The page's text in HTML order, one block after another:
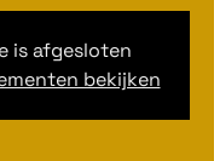
is afgesloten
bekijken